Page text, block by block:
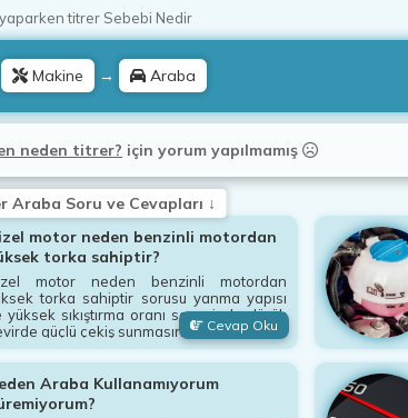
titrer Sebebi Nedir
Makine → Araba
neden titrer? için yorum yapılmamış
Araba Soru ve Cevapları ↓
motor neden benzinli motordan
torka sahiptir?
motor neden benzinli motordan
torka sahiptir sorusu yanma yapısı
yüksek sıkıştırma oranı sayesinde düşük
güçlü çekiş sunmasını açıklar.Cevap Oku
Araba Kullanamıyorum